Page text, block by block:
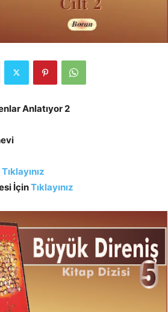
Anlatıyor 2
Tıklayınız
İçinTıklayınız